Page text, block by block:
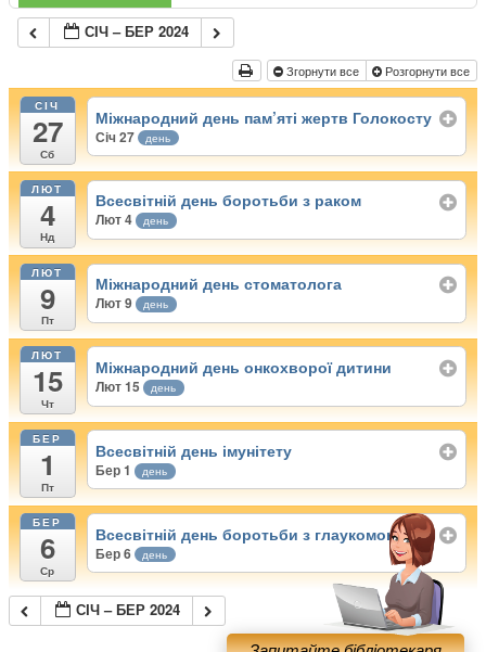
СІЧ – БЕР 2024
Згорнути все Розгорнути все
СІЧ
27
Сб
Міжнародний день пам’яті жертв Голокосту
Січ 27 день
ЛЮТ
4
Нд
Всесвітній день боротьби з раком
Лют 4 день
ЛЮТ
9
Пт
Міжнародний день стоматолога
Лют 9 день
ЛЮТ
15
Чт
Міжнародний день онкохворої дитини
Лют 15 день
БЕР
1
Пт
Всесвітній день імунітету
Бер 1 день
БЕР
6
Ср
Всесвітній день боротьби з глаукомою
Бер 6 день
СІЧ – БЕР 2024